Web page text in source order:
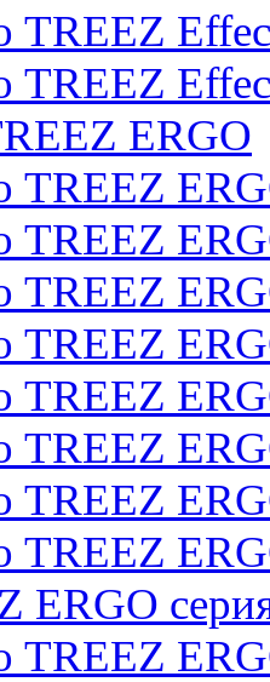
TREEZ
ERGO
TREEZ
TREEZ
TREEZ
TREEZ
ERGO